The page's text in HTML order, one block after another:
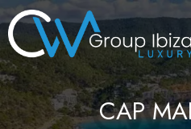
CAP